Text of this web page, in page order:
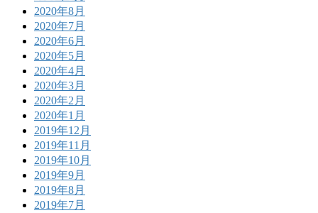
2020年8月
2020年7月
2020年6月
2020年5月
2020年4月
2020年3月
2020年2月
2020年1月
2019年12月
2019年11月
2019年10月
2019年9月
2019年8月
2019年7月